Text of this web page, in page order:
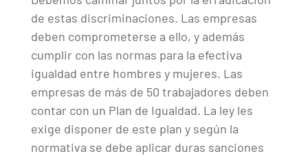
de estas discriminaciones. Las empresas
deben comprometerse a ello, y además
cumplir con las normas para la efectiva
igualdad entre hombres y mujeres. Las
empresas de más de 50 trabajadores deben
contar con un Plan de Igualdad. La ley les
exige disponer de este plan y según la
normativa se debe aplicar duras sanciones